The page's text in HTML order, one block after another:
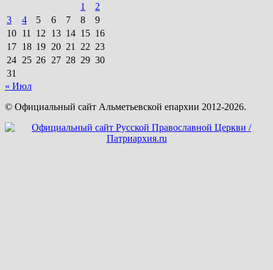
1
2
3
4 5 6 7 8
9
10 11 12 13 14 15 16
17 18 19 20 21 22 23
24 25 26 27 28 29 30
31
« Июл
© Официальный сайт Альметьевской епархии 2012-2026.